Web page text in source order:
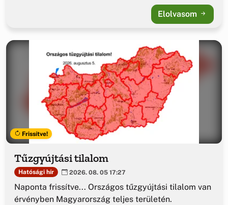
Elolvasom
Frissítve!
Tűzgyújtási tilalom
Hatósági hír 2026. 08. 05 17:27
Naponta frissítve... Országos tűzgyújtási tilalom van
érvényben Magyarország teljes területén.